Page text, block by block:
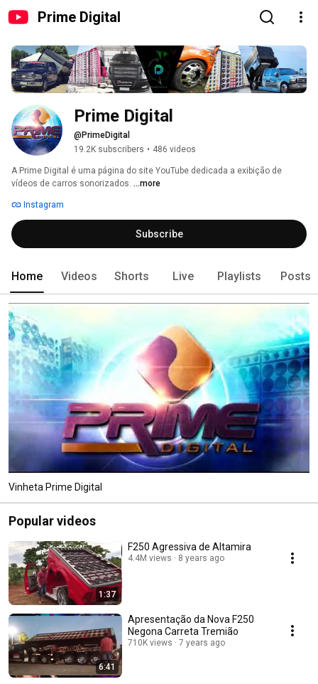
Prime Digital
Prime Digital
@PrimeDigital
19.2K subscribers • 486 videos
A Prime Digital é uma página do site YouTube dedicada a exibição de
vídeos de carros sonorizados. ...more
Instagram
Subscribe
Home Videos Shorts Live Playlists Posts
Vinheta Prime Digital
Popular videos
1:37
F250 Agressiva de Altamira
4.4M views 8 years ago
6:41
Apresentação da Nova F250
Negona Carreta Tremião
710K views 7 years ago